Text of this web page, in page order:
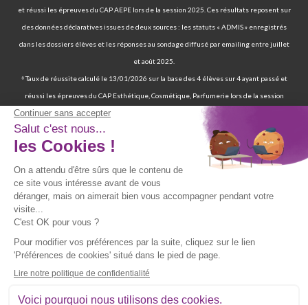
et réussi les épreuves du CAP AEPE lors de la session 2025. Ces résultats reposent sur
des données déclaratives issues de deux sources : les statuts « ADMIS » enregistrés
dans les dossiers élèves et les réponses au sondage diffusé par emailing entre juillet
et août 2025.
⁸ Taux de réussite calculé le 13/01/2026 sur la base des 4 élèves sur 4 ayant passé et
réussi les épreuves du CAP Esthétique, Cosmétique, Parfumerie lors de la session
2025. Ces résultats reposent sur des données déclaratives issues de deux sources : les
statuts « ADMIS » enregistrés dans les dossiers élèves et les réponses au sondage
diffusé par emailing entre juillet et août 2025.
⁹ 70 % de nos élèves ont d’ailleurs réussi les épreuves finales de la certification
professionnelle d’auxiliaire de vie. | 97 % de nos élèves ont trouvé un emploi six mois
après avoir terminé leur formation certifiante d’auxiliaire de vie. | Deux ans après leur
lors de la présentation du dossier de renouvellement de la certification professionnelle
https://www.francecompetences.fr/recherche/rncp/39387/